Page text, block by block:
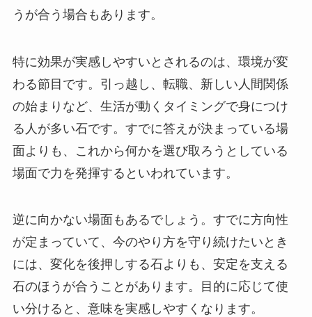
うが合う場合もあります。
特に効果が実感しやすいとされるのは、環境が変
わる節目です。引っ越し、転職、新しい人間関係
の始まりなど、生活が動くタイミングで身につけ
る人が多い石です。すでに答えが決まっている場
面よりも、これから何かを選び取ろうとしている
場面で力を発揮するといわれています。
逆に向かない場面もあるでしょう。すでに方向性
が定まっていて、今のやり方を守り続けたいとき
には、変化を後押しする石よりも、安定を支える
石のほうが合うことがあります。目的に応じて使
い分けると、意味を実感しやすくなります。